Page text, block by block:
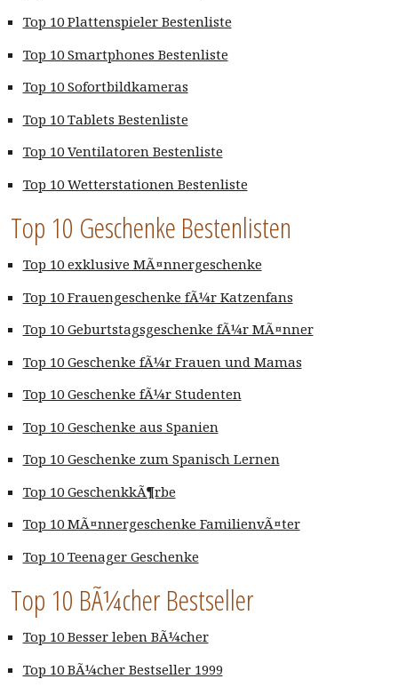
Top 10 Plattenspieler Bestenliste
Top 10 Smartphones Bestenliste
Top 10 Sofortbildkameras
Top 10 Tablets Bestenliste
Top 10 Ventilatoren Bestenliste
Top 10 Wetterstationen Bestenliste
Top 10 Geschenke Bestenlisten
Top 10 exklusive MÃ¤nnergeschenke
Top 10 Frauengeschenke fÃ¼r Katzenfans
Top 10 Geburtstagsgeschenke fÃ¼r MÃ¤nner
Top 10 Geschenke fÃ¼r Frauen und Mamas
Top 10 Geschenke fÃ¼r Studenten
Top 10 Geschenke aus Spanien
Top 10 Geschenke zum Spanisch Lernen
Top 10 GeschenkkÃ¶rbe
Top 10 MÃ¤nnergeschenke FamilienvÃ¤ter
Top 10 Teenager Geschenke
Top 10 BÃ¼cher Bestseller
Top 10 Besser leben BÃ¼cher
Top 10 BÃ¼cher Bestseller 1999